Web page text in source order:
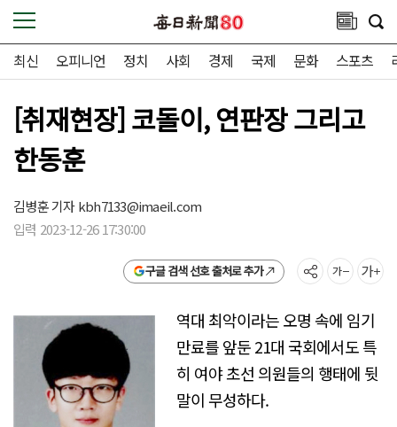
최신 오피니언 정치 사회 경제 국제 문화 스포츠
[취재현장] 코돌이, 연판장 그리고
한동훈
김병훈 기자kbh7133@imaeil.com
입력 2023-12-26 17:30:00
구글 검색 선호 출처로 추가
역대 최악이라는 오명 속에 임기
만료를 앞둔 21대 국회에서도 특
히 여야 초선 의원들의 행태에 뒷
말이 무성하다.